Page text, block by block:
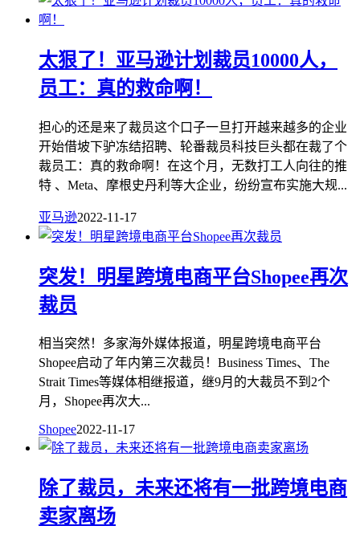
太狠了！亚马逊计划裁员10000人，
员工：真的救命啊！
担心的还是来了裁员这个口子一旦打开越来越多的企业
开始借坡下驴冻结招聘、轮番裁员科技巨头都在裁了个
裁员工：真的救命啊！在这个月，无数打工人向往的推
特 、Meta、摩根史丹利等大企业，纷纷宣布实施大规...
亚马逊2022-11-17
突发！明星跨境电商平台Shopee再次
裁员
相当突然！多家海外媒体报道，明星跨境电商平台
Shopee启动了年内第三次裁员！Business Times、The
Strait Times等媒体相继报道，继9月的大裁员不到2个
月，Shopee再次大...
Shopee2022-11-17
除了裁员，未来还将有一批跨境电商
卖家离场